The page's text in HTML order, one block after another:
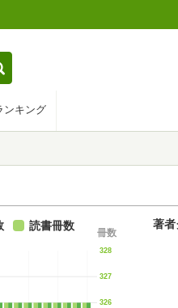
ンキング
326
327
328
冊数
読書冊数 著者